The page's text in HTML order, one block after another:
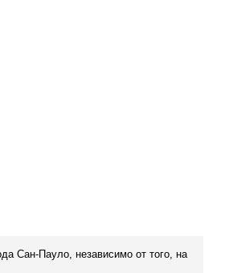
Сан-Пауло, независимо от того, на